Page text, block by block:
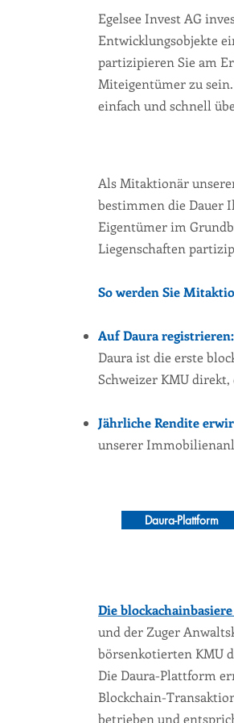
Egelsee Invest AG
Entwicklungsobjekte
partizipieren Sie am
Miteigentümer zu
einfach und schnell
Als Mitaktionär
bestimmen die Dauer
Eigentümer im
Liegenschaften
So werden Sie
Auf Daura registrieren:
Daura ist die erste
Schweizer KMU
Jährliche Rendite
unserer
Daura-Plattform
Die
und der Zuger
börsenkotierten KMU
Die Daura-Plattform
Blockchain-
betrieben und